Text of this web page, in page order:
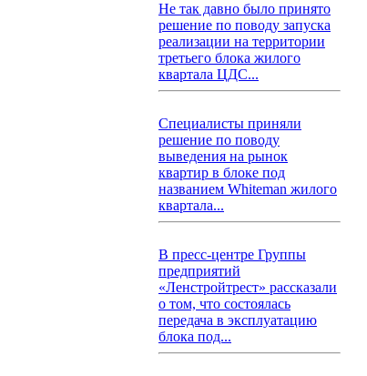
Не так давно было принято
решение по поводу запуска
реализации на территории
третьего блока жилого
квартала ЦДС...
Специалисты приняли
решение по поводу
выведения на рынок
квартир в блоке под
названием Whiteman жилого
квартала...
В пресс-центре Группы
предприятий
«Ленстройтрест» рассказали
о том, что состоялась
передача в эксплуатацию
блока под...